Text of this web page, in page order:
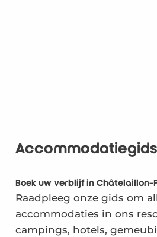
Boek uw verblijf in Châtelaillon-
Raadpleeg onze gids om
accommodaties in ons
campings, hotels,